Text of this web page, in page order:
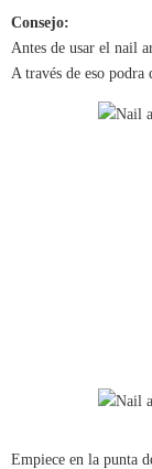
Consejo:
Antes de usar el nail
A través de eso
Empiece en la punta